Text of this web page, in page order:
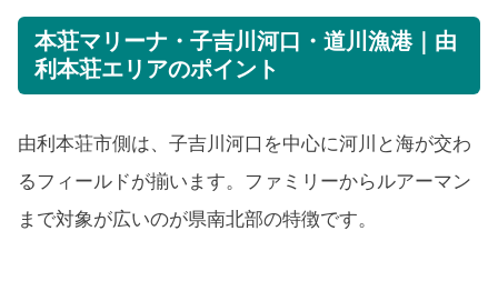
本荘マリーナ・子吉川河口・道川漁港｜由
利本荘エリアのポイント
由利本荘市側は、子吉川河口を中心に河川と海が交わ
るフィールドが揃います。ファミリーからルアーマン
まで対象が広いのが県南北部の特徴です。